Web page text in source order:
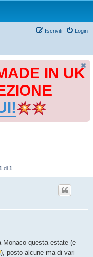
Login
Iscriviti
IN UK
di 1
questa estate (e
), posto alcune ma di vari